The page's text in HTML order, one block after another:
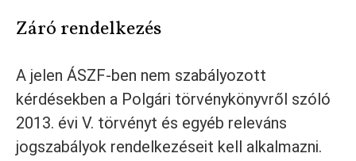
Záró rendelkezés
A jelen ÁSZF-ben nem szabályozott
kérdésekben a Polgári törvénykönyvről szóló
2013. évi V. törvényt és egyéb releváns
jogszabályok rendelkezéseit kell alkalmazni.